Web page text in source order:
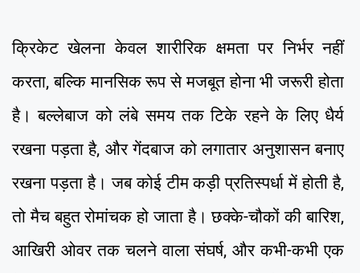
क्रिकेट खेलना केवल शारीरिक क्षमता पर निर्भर नहीं
करता, बल्कि मानसिक रूप से मजबूत होना भी जरूरी होता
है। बल्लेबाज को लंबे समय तक टिके रहने के लिए धैर्य
रखना पड़ता है, और गेंदबाज को लगातार अनुशासन बनाए
रखना पड़ता है। जब कोई टीम कड़ी प्रतिस्पर्धा में होती है,
तो मैच बहुत रोमांचक हो जाता है। छक्के-चौकों की बारिश,
आखिरी ओवर तक चलने वाला संघर्ष, और कभी-कभी एक